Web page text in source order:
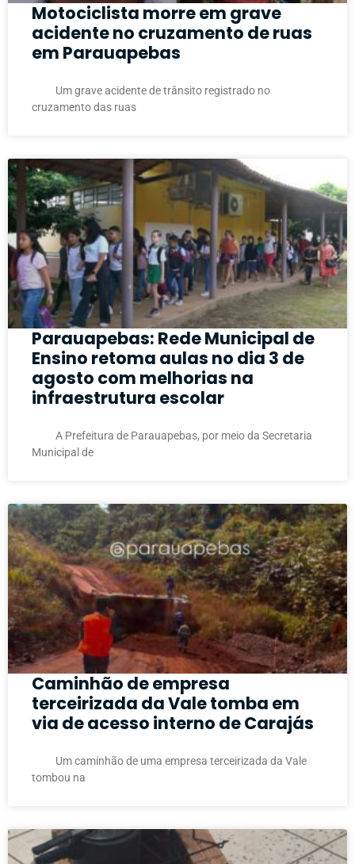
Motociclista morre em grave
acidente no cruzamento de ruas
em Parauapebas
Um grave acidente de trânsito registrado no
cruzamento das ruas
Parauapebas: Rede Municipal de
Ensino retoma aulas no dia 3 de
agosto com melhorias na
infraestrutura escolar
A Prefeitura de Parauapebas, por meio da Secretaria
Municipal de
Caminhão de empresa
terceirizada da Vale tomba em
via de acesso interno de Carajás
Um caminhão de uma empresa terceirizada da Vale
tombou na